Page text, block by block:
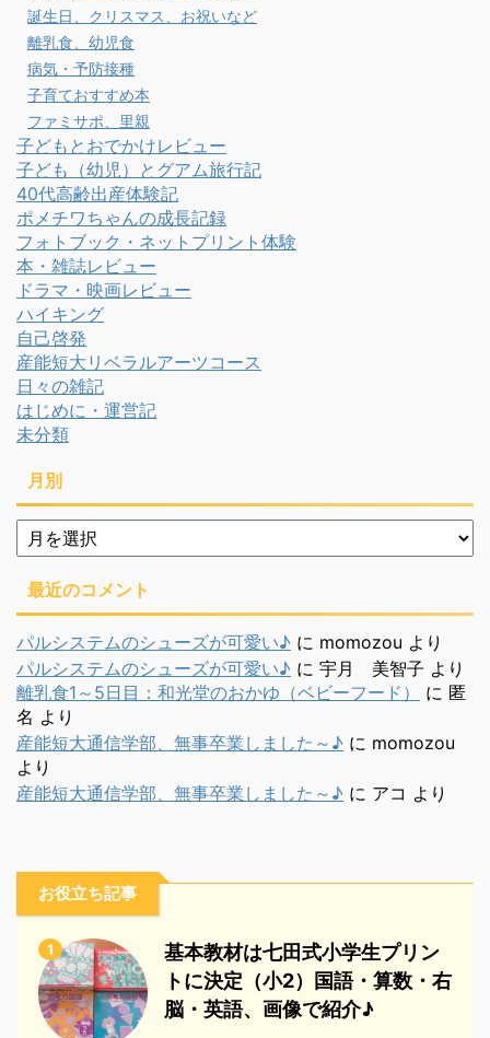
誕生日、クリスマス、お祝いなど
離乳食、幼児食
病気・予防接種
子育ておすすめ本
ファミサポ、里親
子どもとおでかけレビュー
子ども（幼児）とグアム旅行記
40代高齢出産体験記
ポメチワちゃんの成長記録
フォトブック・ネットプリント体験
本・雑誌レビュー
ドラマ・映画レビュー
ハイキング
自己啓発
産能短大リベラルアーツコース
日々の雑記
はじめに・運営記
未分類
月別
月
別
最近のコメント
パルシステムのシューズが可愛い♪ に momozou より
パルシステムのシューズが可愛い♪ に 宇月 美智子 より
離乳食1～5日目：和光堂のおかゆ（ベビーフード）
に 匿
名 より
産能短大通信学部、無事卒業しました～♪ に momozou
より
産能短大通信学部、無事卒業しました～♪ に アコ より
お役立ち記事
1
基本教材は七田式小学生プリン
トに決定（小2）国語・算数・右
脳・英語、画像で紹介♪